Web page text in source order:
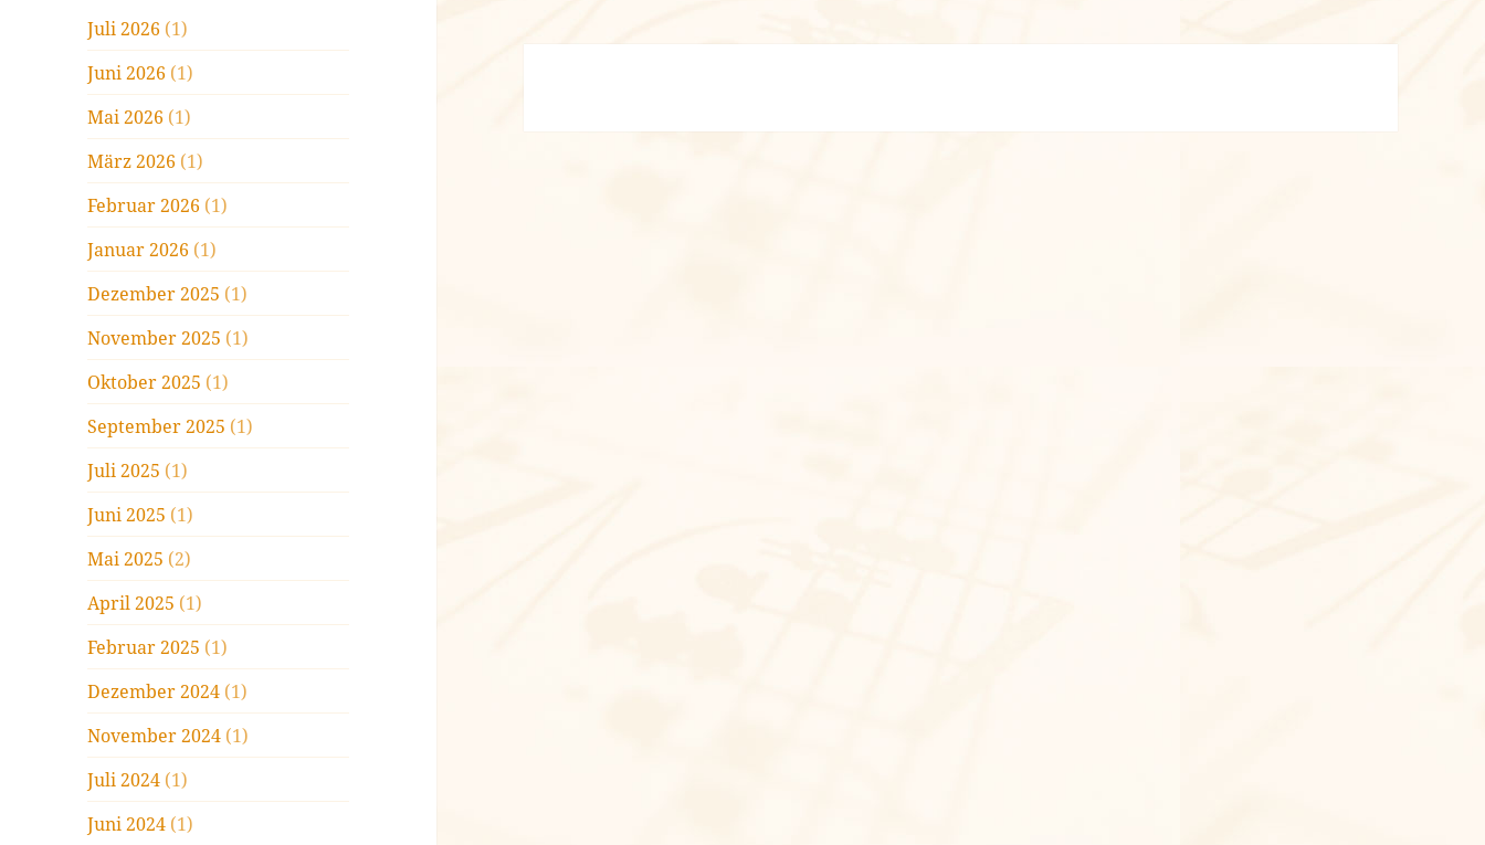
Juli 2026 (1)
Juni 2026 (1)
Mai 2026 (1)
März 2026 (1)
Februar 2026 (1)
Januar 2026 (1)
Dezember 2025 (1)
November 2025 (1)
Oktober 2025 (1)
September 2025 (1)
Juli 2025 (1)
Juni 2025 (1)
Mai 2025 (2)
April 2025 (1)
Februar 2025 (1)
Dezember 2024 (1)
November 2024 (1)
Juli 2024 (1)
Juni 2024 (1)